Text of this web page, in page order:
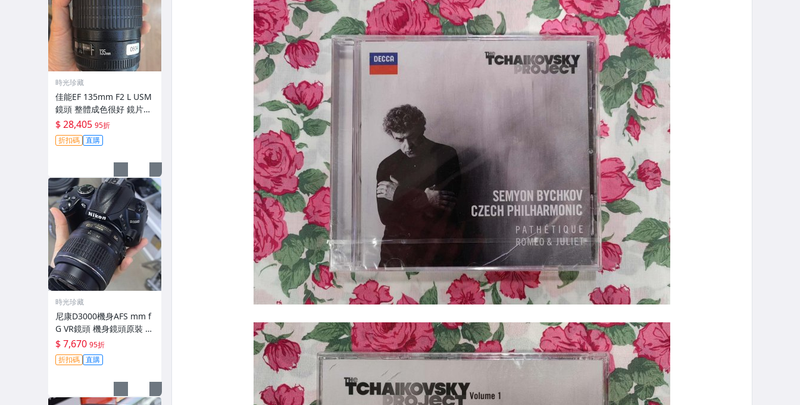
時光珍藏
佳能EF 135mm F2 L USM
鏡頭 整體成色很好 鏡片完
美無劃痕 功能一切正常 無
拆修無-3430
$ 28,405 95折
折扣碼 直購
時光珍藏
尼康D3000機身AFS mm f
G VR鏡頭 機身鏡頭原裝 無
拆修無翻新 有輕微使用痕
跡 鏡頭-3430
$ 7,670 95折
折扣碼 直購